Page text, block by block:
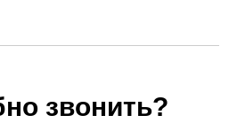
звонить?